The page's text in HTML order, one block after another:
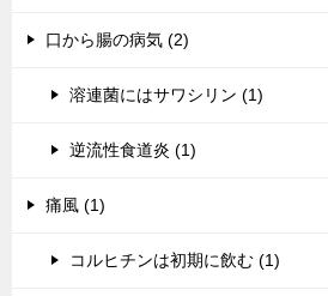
口から腸の病気 (2)
溶連菌にはサワシリン (1)
逆流性食道炎 (1)
痛風 (1)
コルヒチンは初期に飲む (1)